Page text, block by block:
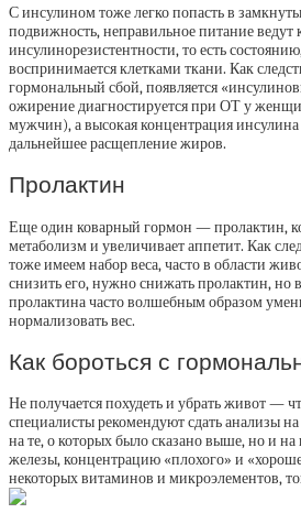
С инсулином тоже легко попасть в
подвижность, неправильное питание ведут
инсулинорезистентности, то есть
воспринимается клетками ткани. Как
гормональный сбой, появляется
ожирение диагностируется при ОТ у
мужчин), а высокая концентрация
дальнейшее расщепление жиров.
Пролактин
Еще один коварный гормон — пролактин,
метаболизм и увеличивает аппетит. Как
тоже имеем набор веса, часто в области
снизить его, нужно снижать пролактин, но
пролактина часто волшебным образом
нормализовать вес.
Как бороться с
Не получается похудеть и убрать живот —
специалисты рекомендуют сдать анализы
на те, о которых было сказано выше, но и
железы, концентрацию «плохого» и
некоторых витаминов и микроэлементов,